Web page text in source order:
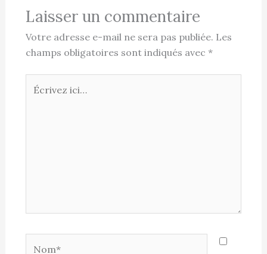
Laisser un commentaire
Votre adresse e-mail ne sera pas publiée. Les
champs obligatoires sont indiqués avec *
Écrivez
ici…